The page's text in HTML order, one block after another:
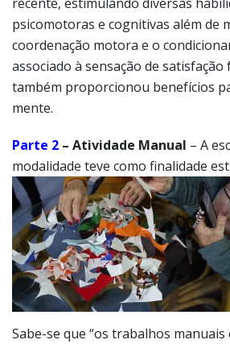
psicomotoras e cognitivas além de
coordenação motora e o
associado à sensação de satisfação
também proporcionou benefícios
mente.
Parte 2 – Atividade Manual – A
modalidade teve como finalidade
Sabe-se que “os trabalhos manuais